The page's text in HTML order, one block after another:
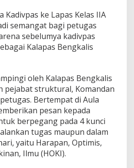
Kadivpas ke Lapas Kelas IIA
semangat bagi petugas
sebelumya kadivpas
Kalapas Bengkalis
oleh Kalapas Bengkalis
pejabat struktural, Komandan
Bertempat di Aula
pesan kepada
berpegang pada 4 kunci
tugas maupun dalam
yaitu Harapan, Optimis,
Ilmu (HOKI).